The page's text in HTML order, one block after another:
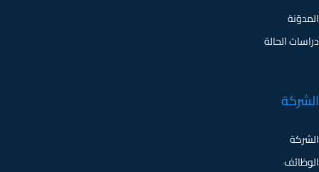
المدوّنة
دراسات الحالة
الشركة
الشركة
الوظائف